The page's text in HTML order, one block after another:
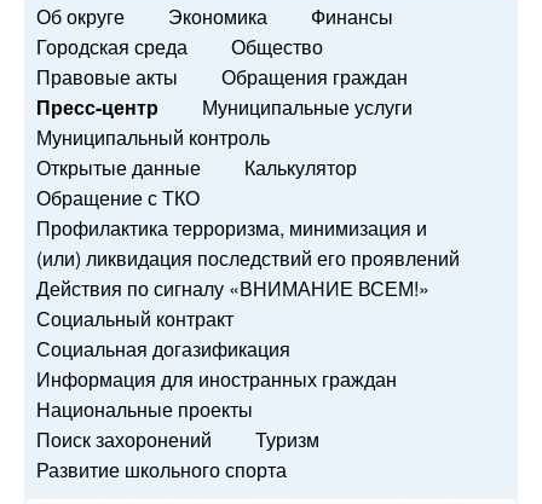
Об округе Экономика
Финансы
Городская среда
Общество
Правовые акты
Обращения граждан
Пресс-центр
Муниципальные услуги
Муниципальный контроль
Открытые данные
Калькулятор
Обращение с ТКО
Профилактика терроризма, минимизация и
(или) ликвидация последствий его проявлений
Действия по сигналу «ВНИМАНИЕ ВСЕМ!»
Социальный контракт
Социальная догазификация
Информация для иностранных граждан
Национальные проекты
Поиск захоронений
Туризм
Развитие школьного спорта